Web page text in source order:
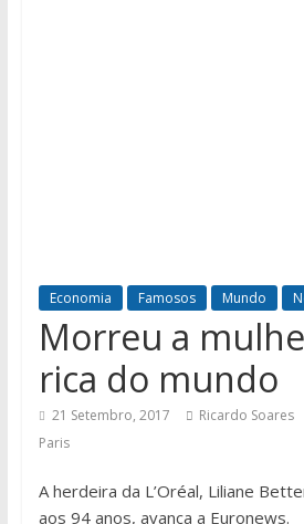
Economia Famosos Mundo
Morreu a
rica do mundo
21 Setembro, 2017 Ricardo Soares
Paris
A herdeira da L’Oréal, Liliane
aos 94 anos, avança a Euronews.